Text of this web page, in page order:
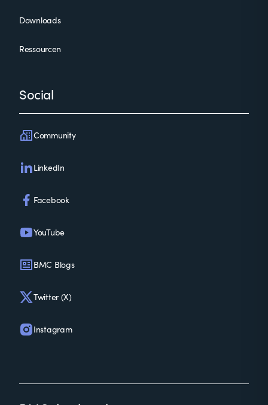
Downloads
Ressourcen
Social
Community
LinkedIn
Facebook
YouTube
BMC Blogs
Twitter (X)
Instagram